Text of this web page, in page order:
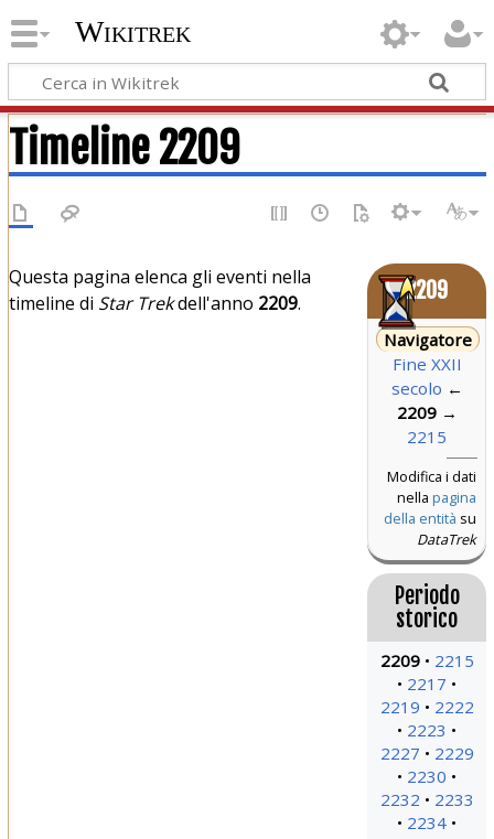
Wikitrek
Timeline 2209
2209
Navigatore
Fine XXII
secolo ←
2209→
2215
Modifica i dati
nella pagina
della entità su
DataTrek
Periodo
storico
2209
2215
2217
2219
2222
2223
2227
2229
2230
2232
2233
2234
Questa pagina elenca gli eventi nella
timeline di Star Trekdell'anno 2209.